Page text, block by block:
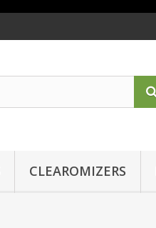
CLEAROMIZERS